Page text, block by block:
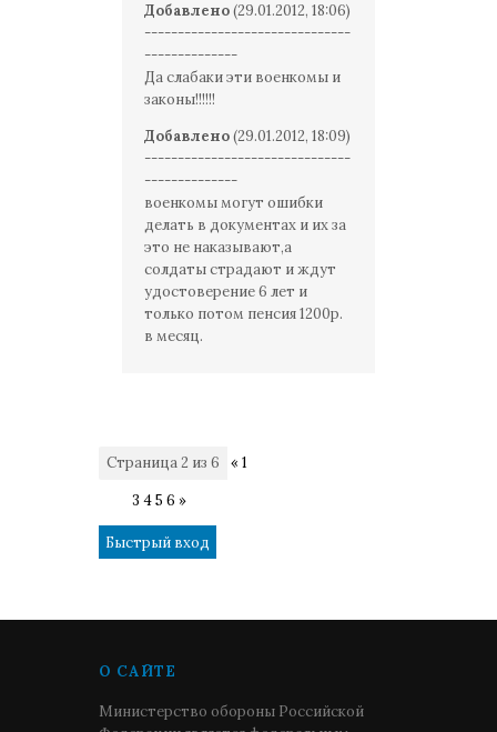
Добавлено(29.01.2012, 18:06)
-------------------------------
--------------
Да слабаки эти военкомы и
законы!!!!!!
Добавлено(29.01.2012, 18:09)
-------------------------------
--------------
военкомы могут ошибки
делать в документах и их за
это не наказывают,а
солдаты страдают и ждут
удостоверение 6 лет и
только потом пенсия 1200р.
в месяц.
Страница2 из 6 « 1
3 45 6 »
О САЙТЕ
Министерство обороны Российской